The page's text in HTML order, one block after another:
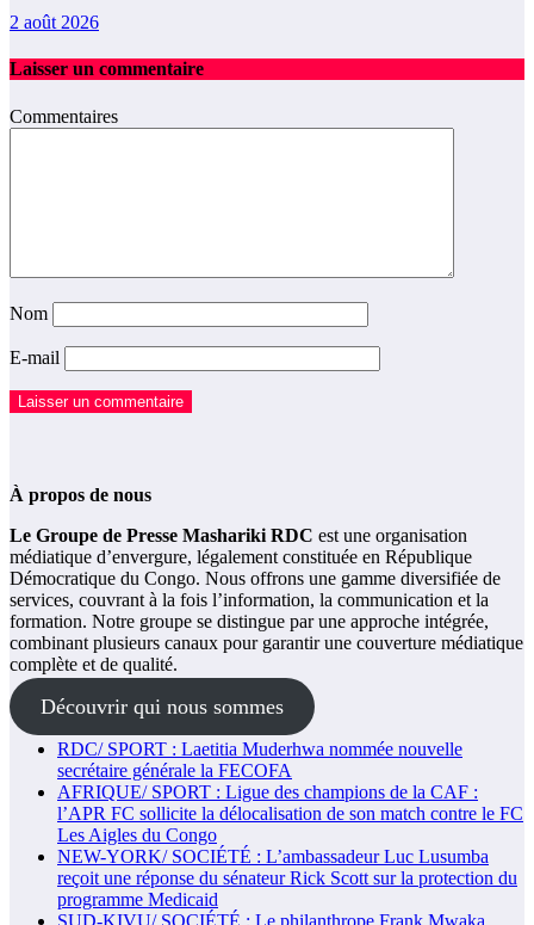
2 août 2026
Laisser un commentaire
Commentaires
Nom
E-mail
À propos de nous
Le Groupe de Presse Mashariki RDC est une organisation
médiatique d’envergure, légalement constituée en République
Démocratique du Congo. Nous offrons une gamme diversifiée de
services, couvrant à la fois l’information, la communication et la
formation. Notre groupe se distingue par une approche intégrée,
combinant plusieurs canaux pour garantir une couverture médiatique
complète et de qualité.
Découvrir qui nous sommes
RDC/ SPORT : Laetitia Muderhwa nommée nouvelle
secrétaire générale la FECOFA
AFRIQUE/ SPORT : Ligue des champions de la CAF :
l’APR FC sollicite la délocalisation de son match contre le FC
Les Aigles du Congo
NEW-YORK/ SOCIÉTÉ : L’ambassadeur Luc Lusumba
reçoit une réponse du sénateur Rick Scott sur la protection du
programme Medicaid
SUD-KIVU/ SOCIÉTÉ : Le philanthrope Frank Mwaka